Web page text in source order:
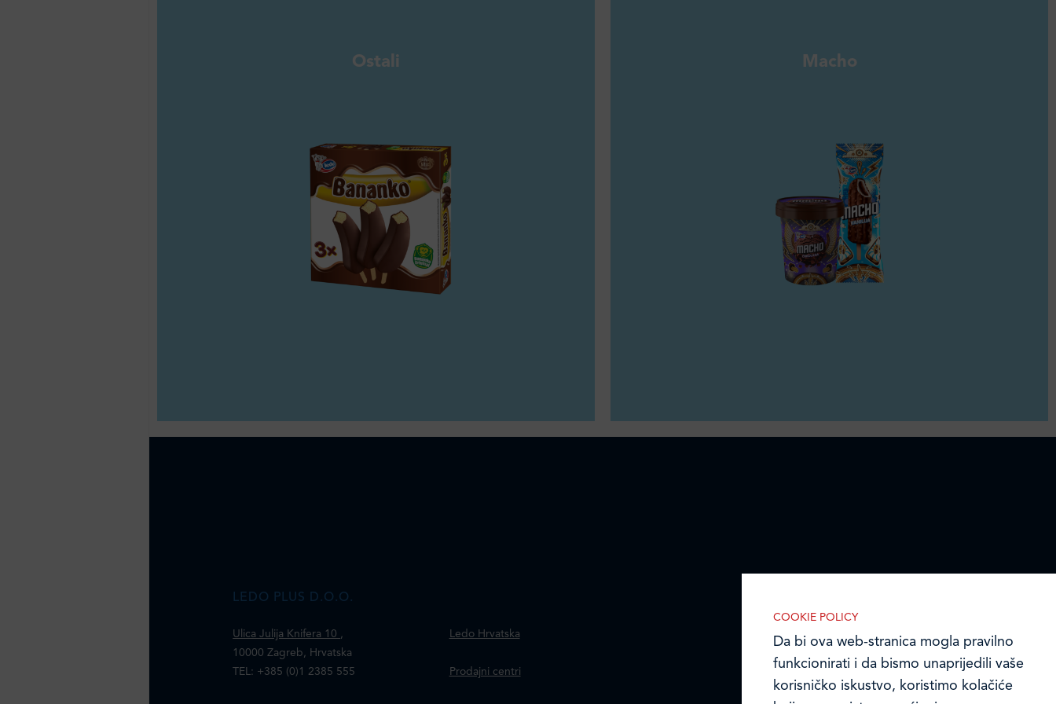
Ostali Macho
LEDO PLUS D.O.O.
Ulica Julija Knifera 10 ,
10000 Zagreb, Hrvatska
TEL: +385 (0)1 2385 555
Ledo Hrvatska
Prodajni centri
COOKIE POLICY
Da bi ova web-stranica mogla pravilno
funkcionirati i da bismo unaprijedili vaše
korisničko iskustvo, koristimo kolačiće